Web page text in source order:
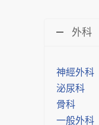
外科
神經外科
泌尿科
骨科
一般外科